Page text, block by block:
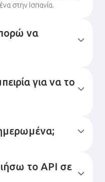
στην Ισπανία.
να
για να το
το API σε